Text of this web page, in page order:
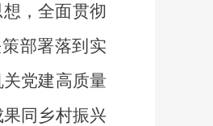
，全面贯彻
部署落到实
党建高质量
同乡村振兴